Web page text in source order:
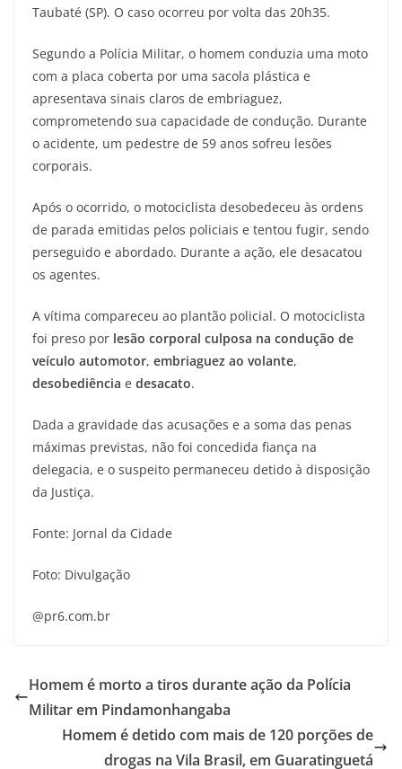
Taubaté (SP). O caso ocorreu por volta das 20h35.
Segundo a Polícia Militar, o homem conduzia uma moto
com a placa coberta por uma sacola plástica e
apresentava sinais claros de embriaguez,
comprometendo sua capacidade de condução. Durante
o acidente, um pedestre de 59 anos sofreu lesões
corporais.
Após o ocorrido, o motociclista desobedeceu às ordens
de parada emitidas pelos policiais e tentou fugir, sendo
perseguido e abordado. Durante a ação, ele desacatou
os agentes.
A vítima compareceu ao plantão policial. O motociclista
foi preso por lesão corporal culposa na condução de
veículo automotor, embriaguez ao volante,
desobediência e desacato.
Dada a gravidade das acusações e a soma das penas
máximas previstas, não foi concedida fiança na
delegacia, e o suspeito permaneceu detido à disposição
da Justiça.
Fonte: Jornal da Cidade
Foto: Divulgação
@pr6.com.br
Homem é morto a tiros durante ação da Polícia
Militar em Pindamonhangaba
Homem é detido com mais de 120 porções de
drogas na Vila Brasil, em Guaratinguetá